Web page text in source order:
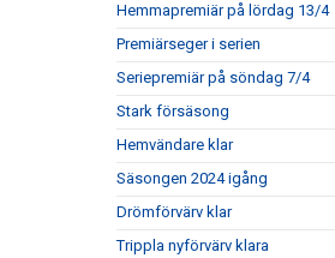
Hemmapremiär på lördag 13/4
Premiärseger i serien
Seriepremiär på söndag 7/4
Stark försäsong
Hemvändare klar
Säsongen 2024 igång
Drömförvärv klar
Trippla nyförvärv klara